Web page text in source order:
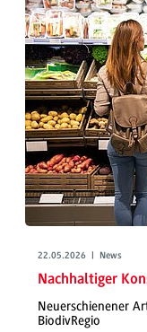
22.05.2026 | News
Nachhaltiger
Neuerschienener
BiodivRegio